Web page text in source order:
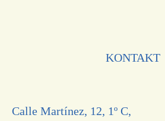
KONTAKT
Calle Martínez, 12, 1º C,